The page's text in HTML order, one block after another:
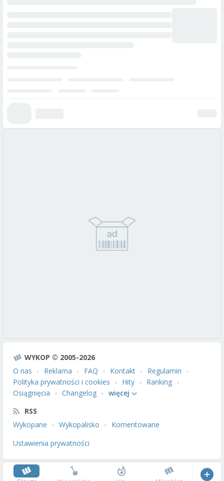
WYKOP © 2005-2026
O nas
Reklama FAQ Kontakt
Regulamin
Polityka prywatności i cookies
Hity
Ranking
Osiągnięcia
Changelog
więcej
RSS
Wykopane
Wykopalisko
Komentowane
Ustawienia prywatności